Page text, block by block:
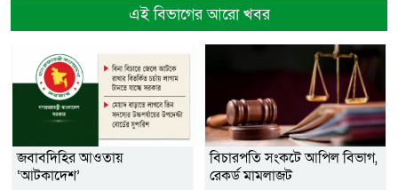
এই বিভাগের আরো খবর
জবাবদিহির আওতায়
‘আটকাদেশ’
বিচারপতি সংকটে আপিল বিভাগ,
রেকর্ড মামলাজট